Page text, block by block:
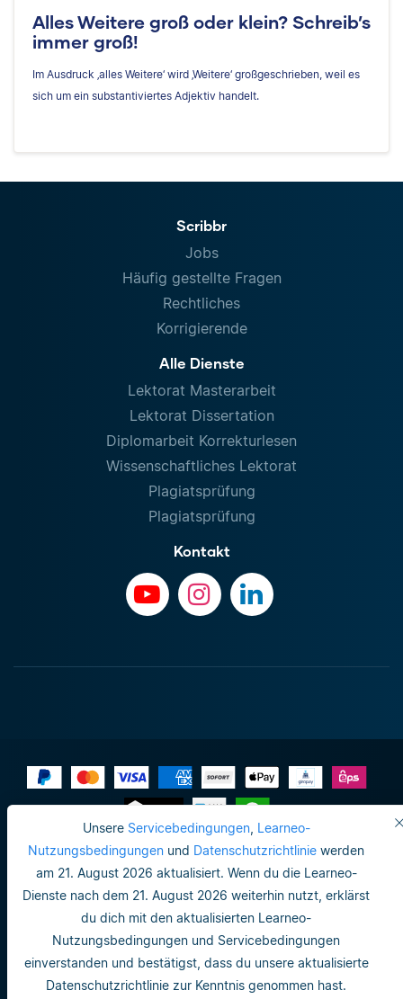
Unsere Servicebedingungen, Learneo-
Nutzungsbedingungen und Datenschutzrichtlinie werden
am 21. August 2026 aktualisiert. Wenn du die Learneo-
Dienste nach dem 21. August 2026 weiterhin nutzt, erklärst
du dich mit den aktualisierten Learneo-
Nutzungsbedingungen und Servicebedingungen
einverstanden und bestätigst, dass du unsere aktualisierte
Datenschutzrichtlinie zur Kenntnis genommen hast.
Alles Weitere groß oder klein? Schreib’s
immer groß!
Im Ausdruck ‚alles Weitere‘ wird ‚Weitere‘ großgeschrieben, weil es
sich um ein substantiviertes Adjektiv handelt.
Scribbr
Jobs
Häufig gestellte Fragen
Rechtliches
Korrigierende
Alle Dienste
Lektorat Masterarbeit
Lektorat Dissertation
Diplomarbeit Korrekturlesen
Wissenschaftliches Lektorat
Plagiatsprüfung
Plagiatsprüfung
Kontakt
Impressum
Datenschutzrichtlinie
Do not sell or share my personal info
Nutzungsbedingungen
Datenschutzrichtlinie